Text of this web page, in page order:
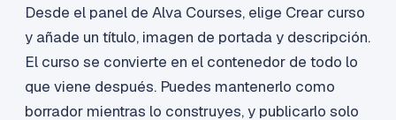
Desde el panel de Alva Courses, elige Crear curso
y añade un título, imagen de portada y descripción.
El curso se convierte en el contenedor de todo lo
que viene después. Puedes mantenerlo como
borrador mientras lo construyes, y publicarlo solo